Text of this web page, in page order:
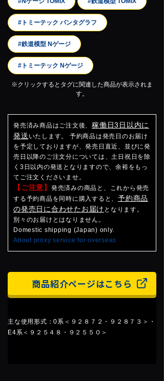
#トミーテック パンタグラフ
#鉄道模型 Nゲージ
#トミーテック Nゲージ
※クリックするとタグに関連した商品が表示されま
す。
発売済み商品はご注文後、 稼働日3日以内に
発送 いたします。 予約商品は発売日のお届け
を予定しておりますが、発売日直近、並びに発
売日以降のご注文分については、土日祝日を除
く3日以内の発送となりますので、余裕をもっ
てご注文くださいませ。
【ご注意】 発売済みの商品と、これから発売
する予約商品を同時に購入すると、 予約商品
の発売日に合わせたお届け となります。
別々のお届けとはなりません。
Domestic shipping (Japan) only.
About proxy service for overseas
商品紹介ページはこちら
主な使用形式：0系＜９２８７２・９２８７３＞・
E4系＜９２５４８・９２５５０＞